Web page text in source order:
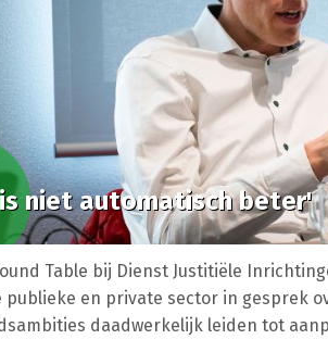
niet automatisch beter'
Table bij Dienst Justitiële
publieke en private sector in gesprek
daadwerkelijk leiden tot